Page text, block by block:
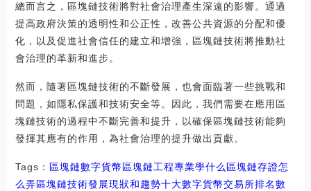
總而言之，區塊鏈技術將對社會治理產生深遠的影響。通過
提高政府決策的透明性和公正性，改善公共資源的分配和優
化，以及促進社會信任的建立和增強，區塊鏈技術將推動社
會治理的革新和進步。
然而，隨著區塊鏈技術的不斷發展，也會面臨著一些挑戰和
問題，如隱私保護和技術安全等。因此，我們需要在應用區
塊鏈技術的過程中不斷完善和提升，以確保區塊鏈技術能夠
發揮其應有的作用，為社會治理的提升做出貢獻。
Tags： 區塊鏈數字貨幣區塊鏈工程專業學什么 區塊鏈存證怎
么弄區塊鏈技術發展現狀和趨勢十大數字貨幣交易所排名數